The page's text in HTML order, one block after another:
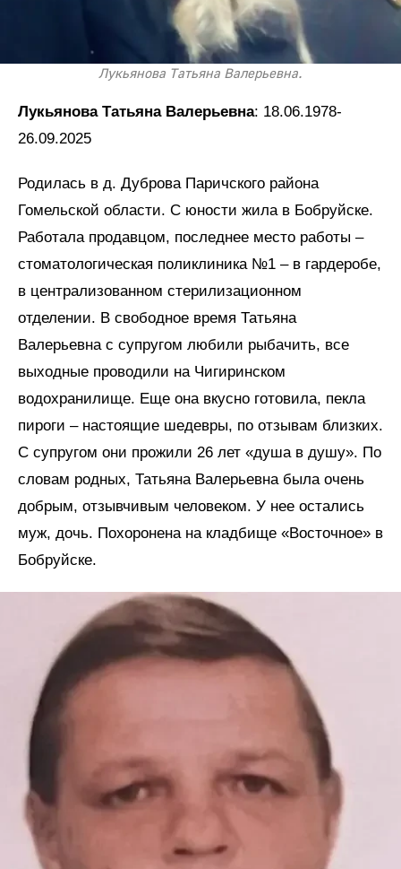
Лукьянова Татьяна Валерьевна.
Лукьянова Татьяна Валерьевна: 18.06.1978-
26.09.2025
Родилась в д. Дуброва Паричского района
Гомельской области. С юности жила в Бобруйске.
Работала продавцом, последнее место работы –
стоматологическая поликлиника №1 – в гардеробе,
в централизованном стерилизационном
отделении. В свободное время Татьяна
Валерьевна с супругом любили рыбачить, все
выходные проводили на Чигиринском
водохранилище. Еще она вкусно готовила, пекла
пироги – настоящие шедевры, по отзывам близких.
С супругом они прожили 26 лет «душа в душу». По
словам родных, Татьяна Валерьевна была очень
добрым, отзывчивым человеком. У нее остались
муж, дочь. Похоронена на кладбище «Восточное» в
Бобруйске.